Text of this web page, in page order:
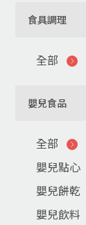
食具調理
全部
嬰兒食品
全部
嬰兒點心
嬰兒餅乾
嬰兒飲料